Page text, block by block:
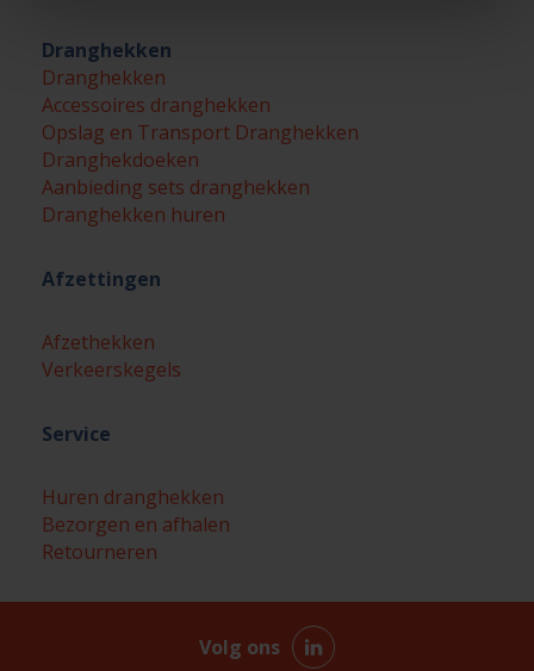
Dranghekken
Dranghekken
Accessoires dranghekken
Opslag en Transport Dranghekken
Dranghekdoeken
Aanbieding sets dranghekken
Dranghekken huren
Afzettingen
Afzethekken
Verkeerskegels
Service
Huren dranghekken
Bezorgen en afhalen
Retourneren
Volg ons